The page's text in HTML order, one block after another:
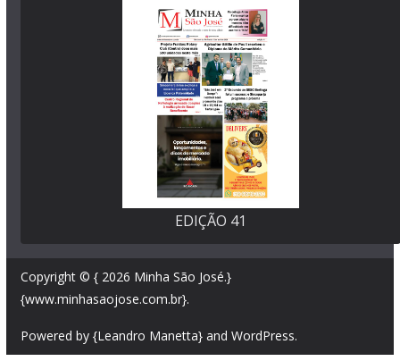
EDIÇÃO 41
Copyright © { 2026 Minha São José.}
{www.minhasaojose.com.br}.
Powered by {Leandro Manetta} and WordPress.